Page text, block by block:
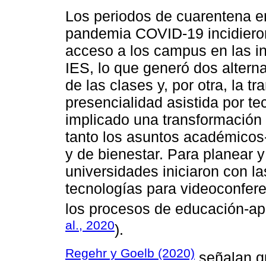
Los periodos de cuarentena
pandemia COVID-19
acceso a los campus en las
IES, lo que generó dos
de las clases y, por otra, la
presencialidad asistida por
implicado una
tanto los asuntos
y de bienestar. Para planear
universidades iniciaron con
tecnologías para
los procesos de educación-
al., 2020).
Regehr y Goelb (2020) señalan